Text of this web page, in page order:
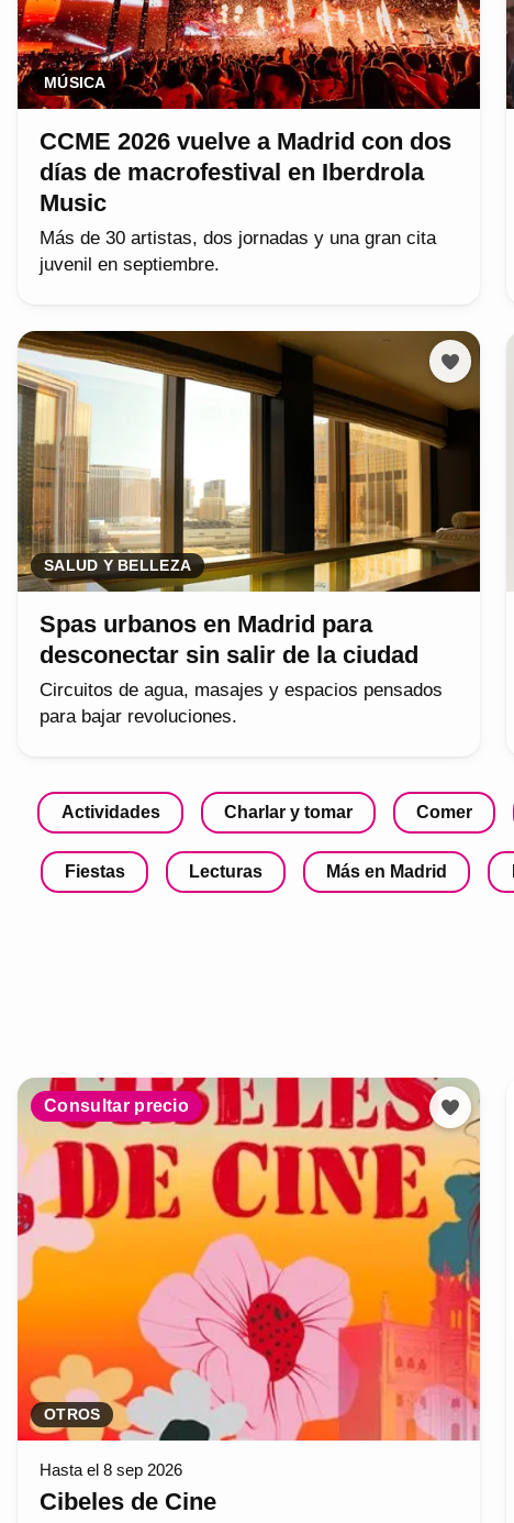
MÚSICA
CCME 2026 vuelve a Madrid con dos
días de macrofestival en Iberdrola
Music
Más de 30 artistas, dos jornadas y una gran cita
juvenil en septiembre.
SALUD Y BELLEZA
Spas urbanos en Madrid para
desconectar sin salir de la ciudad
Circuitos de agua, masajes y espacios pensados
para bajar revoluciones.
Actividades Charlar y tomar Comer
Fiestas Lecturas Más en Madrid
Consultar precio
OTROS
Hasta el 8 sep 2026
Cibeles de Cine